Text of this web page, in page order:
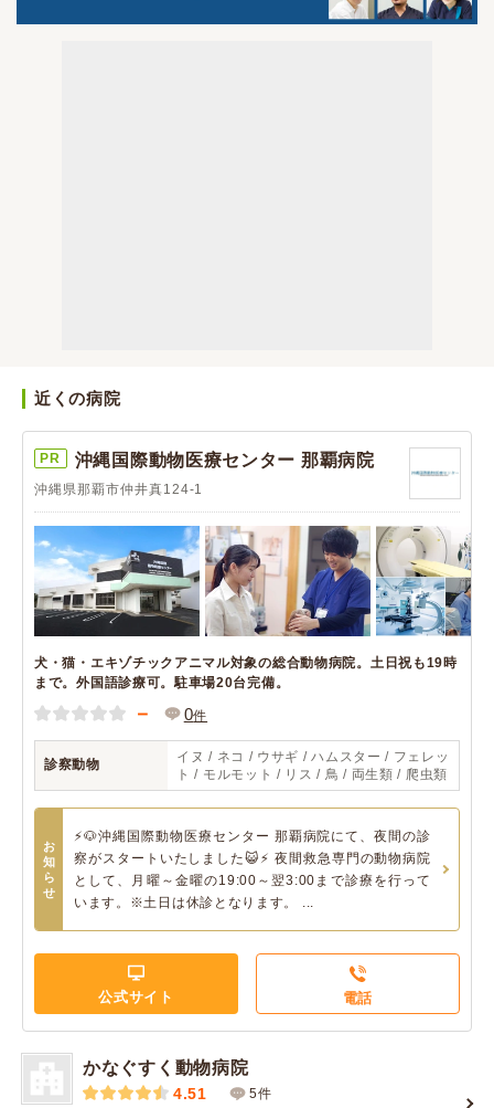
近くの病院
PR 沖縄国際動物医療センター 那覇病院
沖縄県那覇市仲井真124-1
犬・猫・エキゾチックアニマル対象の総合動物病院。土日祝も19時
まで。外国語診療可。駐車場20台完備。
－ 0件
診察動物
イヌ / ネコ / ウサギ / ハムスター / フェレッ
ト / モルモット / リス / 鳥 / 両生類 / 爬虫類
お
知
ら
せ
⚡🐶沖縄国際動物医療センター 那覇病院にて、夜間の診
察がスタートいたしました😺⚡ 夜間救急専門の動物病院
として、月曜～金曜の19:00～翌3:00まで診療を行って
います。※土日は休診となります。 ...
公式サイト 電話
かなぐすく動物病院
4.51 5件